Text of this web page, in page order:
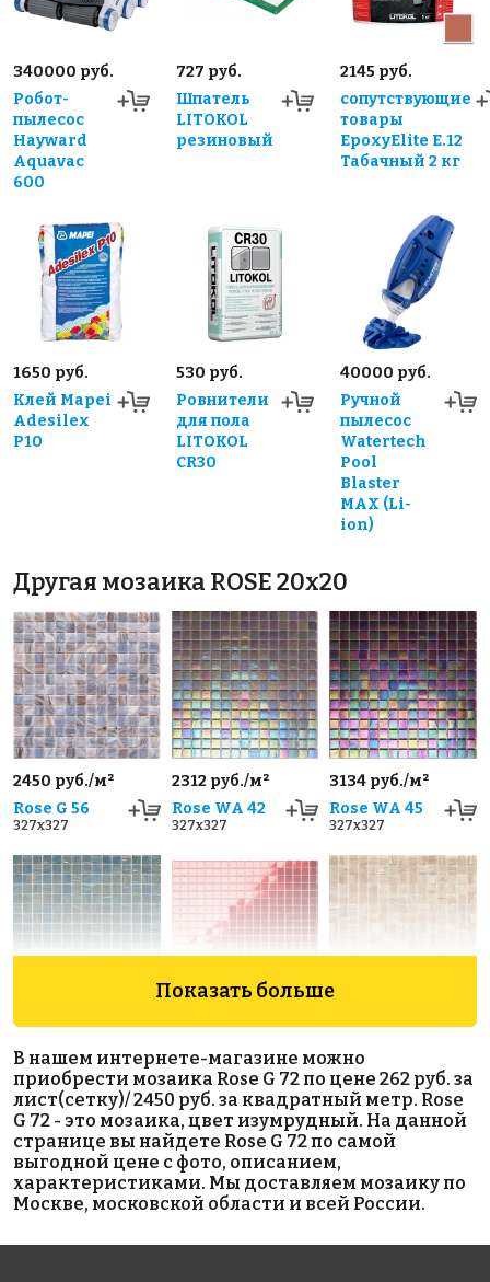
340000 руб.
Робот-
пылесос
Hayward
Aquavac
600
727 руб.
Шпатель
LITOKOL
резиновый
2145 руб.
сопутствующие
товары
EpoxyElite E.12
Табачный 2 кг
1650 руб.
Клей Mapei
Adesilex
P10
530 руб.
Ровнители
для пола
LITOKOL
CR30
40000 руб.
Ручной
пылесос
Watertech
Pool
Blaster
MAX (Li-
ion)
Другая мозаика ROSE 20x20
2450 руб./м²
Rose G 56
327x327
2312 руб./м²
Rose WA 42
327x327
3134 руб./м²
Rose WA 45
327x327
4795 руб./м²
Rose GA 75(1)
327x327
3883 руб./м²
Golden Effect
CF01-20
327x327
4795 руб./м²
Rose GA 02(1)
327x327
Показать больше
В нашем интернете-магазине можно
приобрести мозаика Rose G 72 по цене 262 руб. за
лист(сетку)/ 2450 руб. за квадратный метр. Rose
G 72 - это мозаика, цвет изумрудный. На данной
странице вы найдете Rose G 72 по самой
выгодной цене с фото, описанием,
характеристиками. Мы доставляем мозаику по
Москве, московской области и всей России.